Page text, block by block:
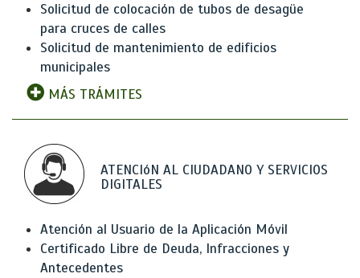
Solicitud de colocación de tubos de desagüe
para cruces de calles
Solicitud de mantenimiento de edificios
municipales
MÁS TRÁMITES
ATENCIóN AL CIUDADANO Y SERVICIOS
DIGITALES
Atención al Usuario de la Aplicación Móvil
Certificado Libre de Deuda, Infracciones y
Antecedentes